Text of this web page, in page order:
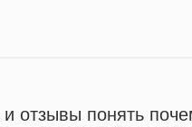
отзывы понять